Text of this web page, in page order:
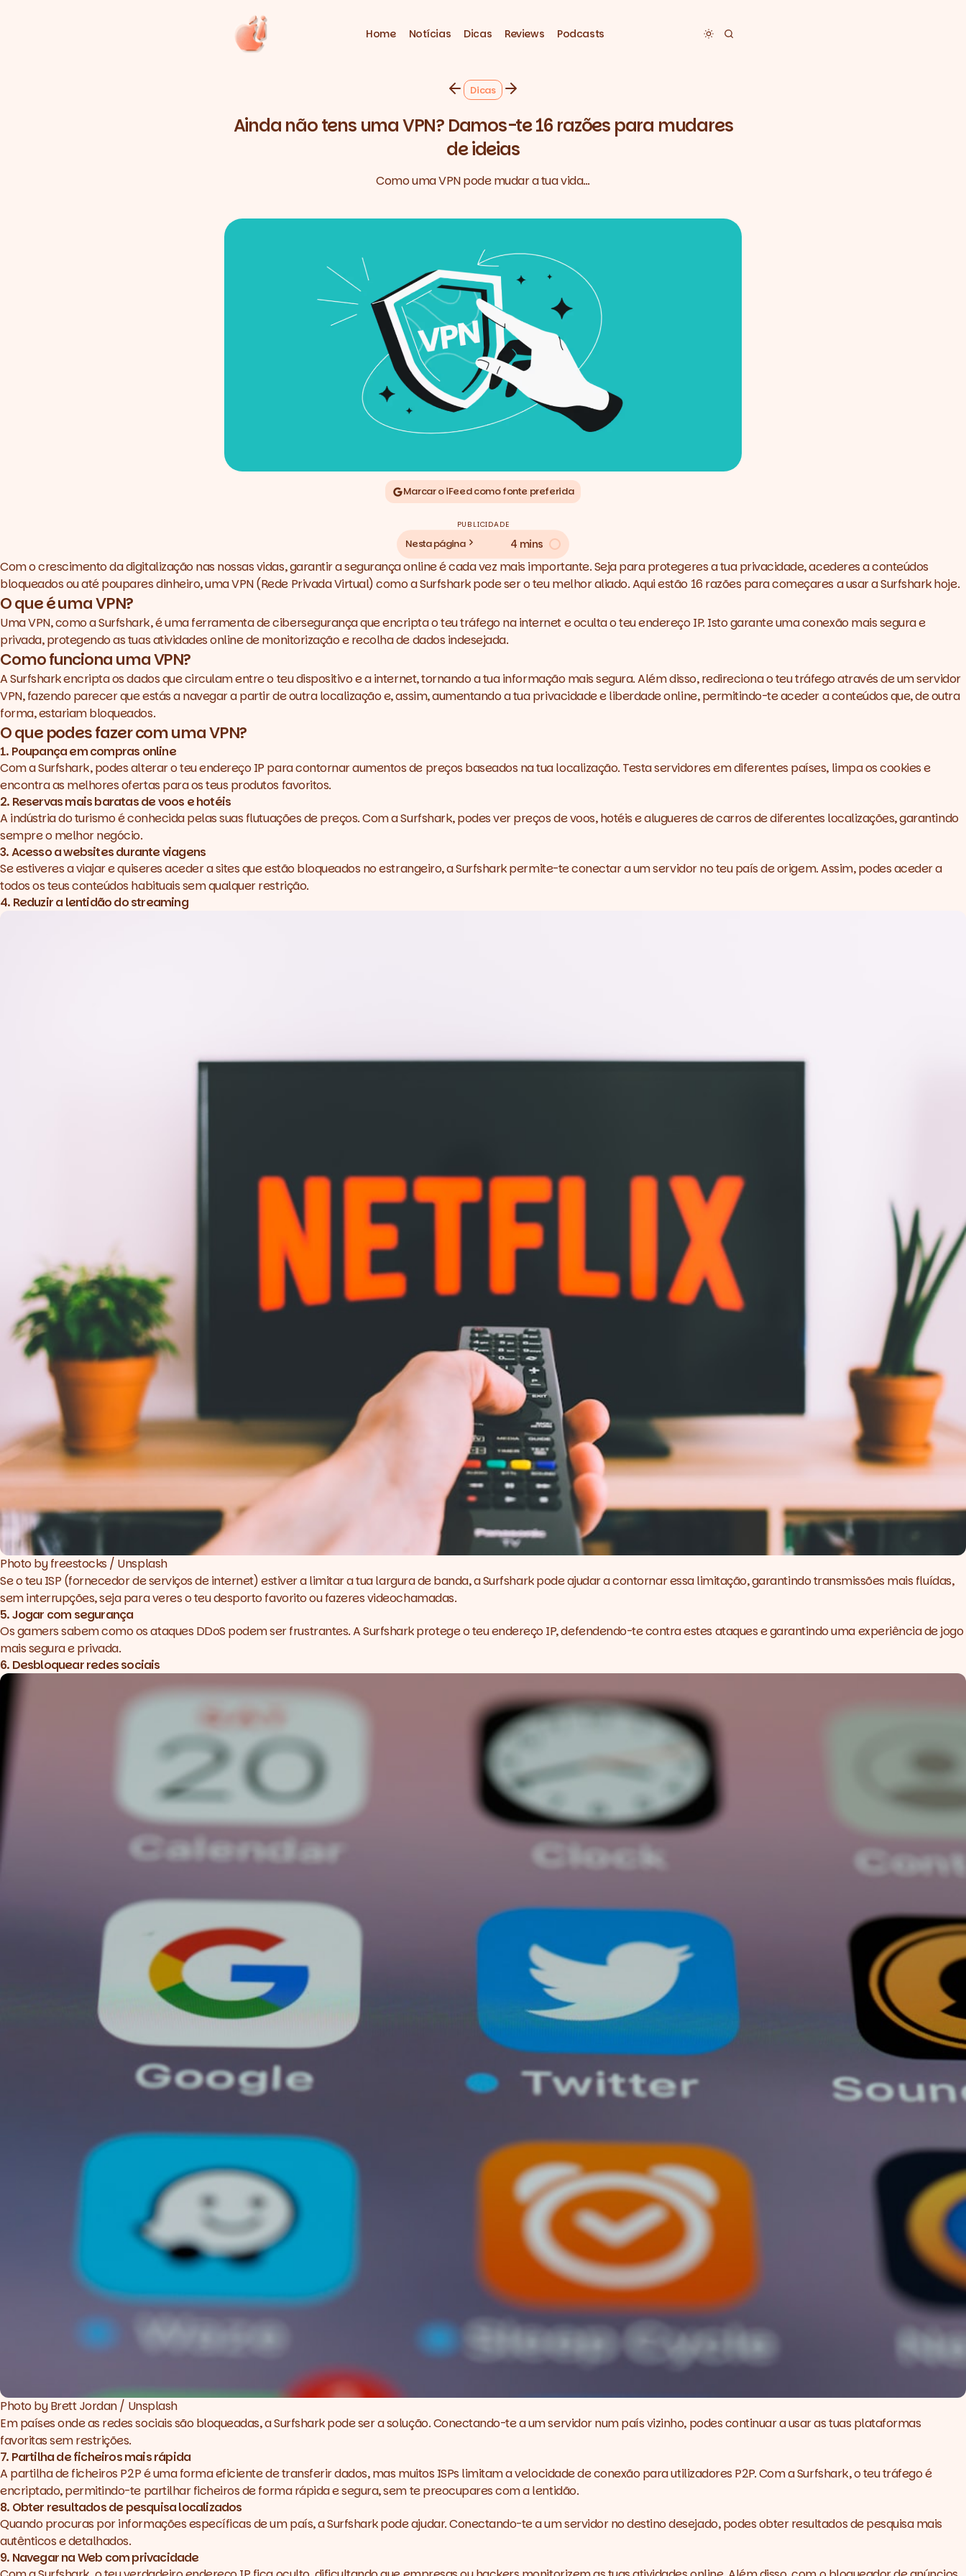
Home Notícias Dicas Reviews Podcasts Toggle dark mode
Dicas
Ainda não tens uma VPN? Damos-te 16 razões para mudares
de ideias
Como uma VPN pode mudar a tua vida…
Marcar o iFeed como fonte preferida
PUBLICIDADE
Nesta página 4 mins
2. Reservas mais baratas
durante viagens
numa rede Wi-Fi pública
15. Participar na vida
universitária online
Como escolher a VPN certa?
Com o crescimento da digitalização nas nossas vidas, garantir a segurança online é cada vez mais importante. Seja para protegeres a tua privacidade, acederes a conteúdos
bloqueados ou até poupares dinheiro, uma VPN (Rede Privada Virtual) como aSurfsharkpode ser o teu melhor aliado.Aqui estão 16 razões para começares a usar a Surfshark hoje.
O que é uma VPN?
Uma VPN, como aSurfshark, é uma ferramenta de cibersegurança que encripta o teu tráfego na internet e oculta o teu endereço IP. Isto garante uma conexão mais segura e
privada, protegendo as tuas atividades online de monitorização e recolha de dados indesejada.
Como funciona uma VPN?
ASurfsharkencripta os dados que circulam entre o teu dispositivo e a internet, tornando a tua informação mais segura. Além disso, redireciona o teu tráfego através de um servidor
VPN, fazendo parecer que estás a navegar a partir de outra localização e, assim, aumentando a tua privacidade e liberdade online, permitindo-te aceder a conteúdos que, de outra
forma, estariam bloqueados.
O que podes fazer com uma VPN?
1. Poupança em compras online
Com aSurfshark, podes alterar o teu endereço IP para contornar aumentos de preços baseados na tua localização. Testa servidores em diferentes países, limpa os cookies e
encontra as melhores ofertas para os teus produtos favoritos.
2. Reservas mais baratas de voos e hotéis
A indústria do turismo é conhecida pelas suas flutuações de preços. Com aSurfshark, podes ver preços de voos, hotéis e alugueres de carros de diferentes localizações, garantindo
sempre o melhor negócio.
3. Acesso a websites durante viagens
Se estiveres a viajar e quiseres aceder a sites que estão bloqueados no estrangeiro, aSurfsharkpermite-te conectar a um servidor no teu país de origem. Assim, podes aceder a
todos os teus conteúdos habituais sem qualquer restrição.
4. Reduzir a lentidão do streaming
Photo by freestocks / Unsplash
Se o teu ISP (fornecedor de serviços de internet) estiver a limitar a tua largura de banda, aSurfsharkpode ajudar a contornar essa limitação, garantindo transmissões mais fluídas,
sem interrupções, seja para veres o teu desporto favorito ou fazeres videochamadas.
5. Jogar com segurança
Os gamers sabem como os ataques DDoS podem ser frustrantes. ASurfsharkprotege o teu endereço IP, defendendo-te contra estes ataques e garantindo uma experiência de jogo
mais segura e privada.
6. Desbloquear redes sociais
Photo by Brett Jordan / Unsplash
Em países onde as redes sociais são bloqueadas, aSurfsharkpode ser a solução. Conectando-te a um servidor num país vizinho, podes continuar a usar as tuas plataformas
favoritas sem restrições.
7. Partilha de ficheiros mais rápida
A partilha de ficheiros P2P é uma forma eficiente de transferir dados, mas muitos ISPs limitam a velocidade de conexão para utilizadores P2P. Com aSurfshark, o teu tráfego é
encriptado, permitindo-te partilhar ficheiros de forma rápida e segura, sem te preocupares com a lentidão.
8. Obter resultados de pesquisa localizados
Quando procuras por informações específicas de um país, aSurfsharkpode ajudar. Conectando-te a um servidor no destino desejado, podes obter resultados de pesquisa mais
autênticos e detalhados.
9. Navegar na Web com privacidade